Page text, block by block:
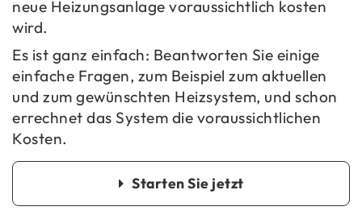
neue Hei­zungs­an­la­ge vor­aus­sicht­lich kos­ten
wird.
Es ist ganz ein­fach: Be­ant­wor­ten Sie ei­ni­ge
ein­fa­che Fra­gen, zum Bei­spiel zum ak­tu­el­len
und zum ge­wünsch­ten Heiz­sys­tem, und schon
er­rech­net das Sys­tem die vor­aus­sicht­li­chen
Kos­ten.
Star­ten Sie jetzt